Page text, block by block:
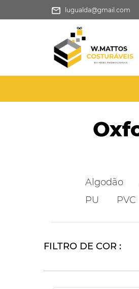
lugualda@gmail.com
Algodão
PU
PVC
FILTRO DE COR :